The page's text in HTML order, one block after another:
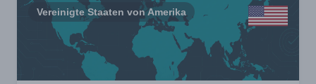
Vereinigte Staaten von Amerika